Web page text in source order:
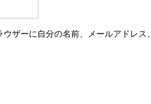
ザーに自分の名前、メールアドレス